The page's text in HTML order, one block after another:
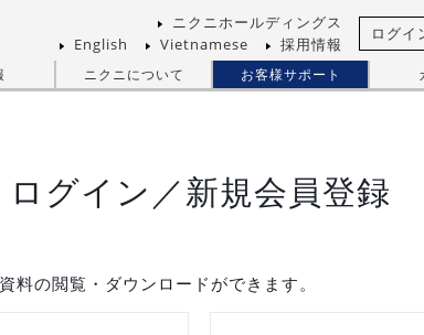
ニクニホールディングス
English
Vietnamese 採用情報
ログイ
ニクニについて お客様サポート
ログイン／新規会員登録
料の閲覧・ダウンロードができます。